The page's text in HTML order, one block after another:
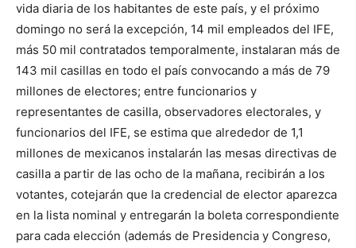
vida diaria de los habitantes de este país, y el próximo
domingo no será la excepción, 14 mil empleados del IFE,
más 50 mil contratados temporalmente, instalaran más de
143 mil casillas en todo el país convocando a más de 79
millones de electores; entre funcionarios y
representantes de casilla, observadores electorales, y
funcionarios del IFE, se estima que alrededor de 1,1
millones de mexicanos instalarán las mesas directivas de
casilla a partir de las ocho de la mañana, recibirán a los
votantes, cotejarán que la credencial de elector aparezca
en la lista nominal y entregarán la boleta correspondiente
para cada elección (además de Presidencia y Congreso,